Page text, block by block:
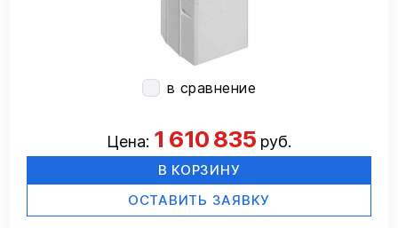
в сравнение
Цена: 1 610 835руб.
В КОРЗИНУ
ОСТАВИТЬ ЗАЯВКУ